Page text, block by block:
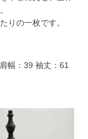
りの一枚です。
幅：39 袖丈：61